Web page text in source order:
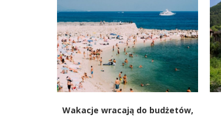
Wakacje wracają do budżetów,